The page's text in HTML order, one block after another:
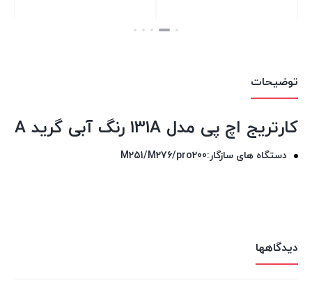
توضیحات
کارتریج اچ پی مدل 131A رنگ آبی گرید A
دستگاه های سازگار:M251/M276/pro200
دیدگاهها